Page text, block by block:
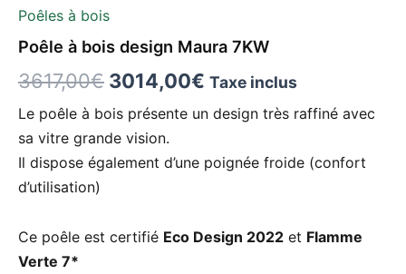
Poêles à bois
Poêle à bois design Maura 7KW
3617,00€ 3014,00€ Taxe inclus
Le poêle à bois présente un design très raffiné avec
sa vitre grande vision.
Il dispose également d’une poignée froide (confort
d’utilisation)
Ce poêle est certifié Eco Design 2022 et Flamme
Verte 7*